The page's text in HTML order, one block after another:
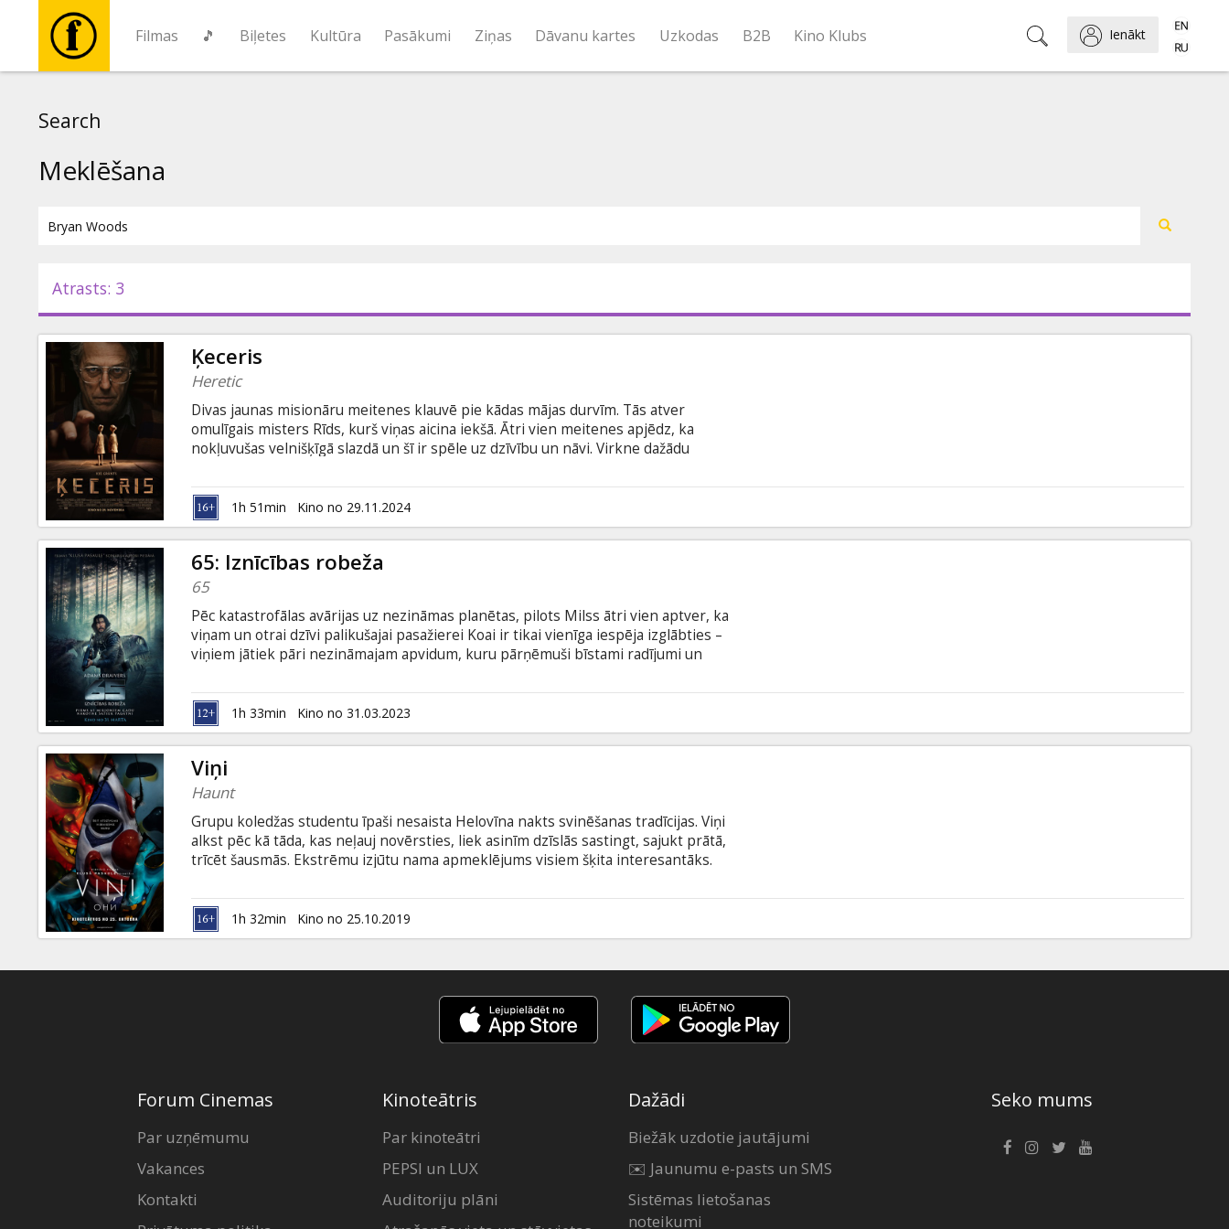
Filmas 🎵 Biļetes Kultūra Pasākumi Ziņas Dāvanu kartes Uzkodas B2B Kino Klubs Ienākt
Pasākumi
Ziņas
Dāvanu
kartes
Uzkodas
B2B
Kino
Klubs
Search
Meklēšana
Atrasts: 3
Ķeceris
Heretic
Divas jaunas misionāru meitenes klauvē pie kādas mājas durvīm. Tās atver
omulīgais misters Rīds, kurš viņas aicina iekšā. Ātri vien meitenes apjēdz, ka
nokļuvušas velnišķīgā slazdā un šī ir spēle uz dzīvību un nāvi. Virkne dažādu
pareizās izvēles. Filma angļu valodā ar subtitriem latviešu un krievu valodā.
1h 51min Kino no 29.11.2024
65: Iznīcības robeža
65
Pēc katastrofālas avārijas uz nezināmas planētas, pilots Milss ātri vien aptver, ka
viņam un otrai dzīvi palikušajai pasažierei Koai ir tikai vienīga iespēja izglābties –
viņiem jātiek pāri nezināmajam apvidum, kuru pārņēmuši bīstami radījumi un
krievu valodā.
1h 33min Kino no 31.03.2023
Viņi
Haunt
Grupu koledžas studentu īpaši nesaista Helovīna nakts svinēšanas tradīcijas. Viņi
alkst pēc kā tāda, kas neļauj novērsties, liek asinīm dzīslās sastingt, sajukt prātā,
trīcēt šausmās. Ekstrēmu izjūtu nama apmeklējums visiem šķita interesantāks.
epizodes no visām jelkad redzētajām šausmu filmām. Neviens nedrīkst palikt
dzīvs! Filma angļu valodā ar subtitriem latviešu un krievu valodā.
1h 32min Kino no 25.10.2019
Forum Cinemas
Par uzņēmumu
Vakances
Kontakti
Kinoteātris
Par kinoteātri
PEPSI un LUX
Auditoriju plāni
Dažādi
Biežāk uzdotie jautājumi
✉️ Jaunumu e-pasts un SMS
Sistēmas lietošanas
noteikumi
Seko mums